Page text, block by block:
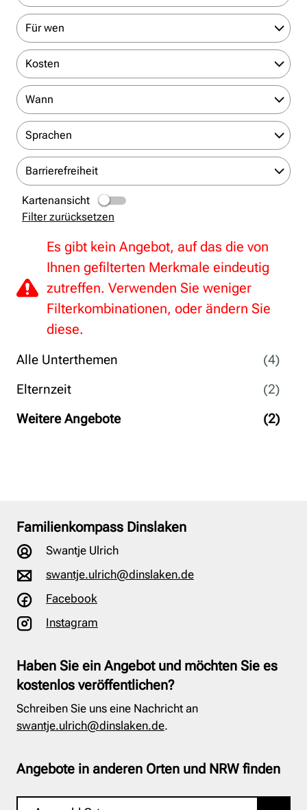
Alle Unterthemen
(4)
Elternzeit
(2)
Weitere Angebote
(2)
Für wen
Kosten
Wann
Sprachen
Barrierefreiheit
Kartenansicht
Filter zurücksetzen
Es gibt kein Angebot, auf das die von
Ihnen gefilterten Merkmale eindeutig
zutreffen. Verwenden Sie weniger
Filterkombinationen, oder ändern Sie
diese.
Familienkompass Dinslaken
Swantje Ulrich
swantje.ulrich@dinslaken.de
Facebook
Instagram
Haben Sie ein Angebot und möchten Sie es
kostenlos veröffentlichen?
Schreiben Sie uns eine Nachricht an
swantje.ulrich@dinslaken.de.
Angebote in anderen Orten und NRW finden